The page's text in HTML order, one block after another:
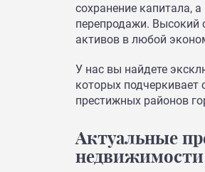
сохранение капитала,
перепродажи. Высокий
активов в любой
У нас вы найдете
которых подчеркивает
престижных районов
Актуальные
недвижимости